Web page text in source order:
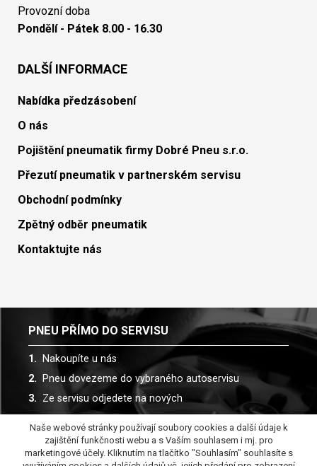
Provozní doba
Pondělí - Pátek 8.00 - 16.30
DALŠÍ INFORMACE
Nabídka předzásobení
O nás
Pojištění pneumatik firmy Dobré Pneu s.r.o.
Přezutí pneumatik v partnerském servisu
Obchodní podmínky
Zpětný odběr pneumatik
Kontaktujte nás
PNEU PŘÍMO DO SERVISU
Nakoupíte u nás
Pneu dovezeme do vybraného autoservisu
Ze servisu odjedete na nových
Spolupracujeme s více než 30 autoservisy
Naše webové stránky používají soubory cookies a další údaje k
zajištění funkčnosti webu a s Vaším souhlasem i mj. pro
marketingové účely. Kliknutím na tlačítko "Souhlasím" souhlasíte s